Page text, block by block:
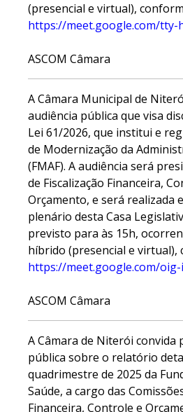
(presencial e virtual),
https://meet.google.com/tty-
ASCOM Câmara
A Câmara Municipal de
audiência pública que visa
Lei 61/2026, que institui e
de Modernização da
(FMAF). A audiência será
de Fiscalização Financeira,
Orçamento, e será realizada
plenário desta Casa
previsto para às 15h,
híbrido (presencial e virtual),
https://meet.google.com/
ASCOM Câmara
A Câmara de Niterói convida
pública sobre o relatório
quadrimestre de 2025 da
Saúde, a cargo das
Financeira, Controle e